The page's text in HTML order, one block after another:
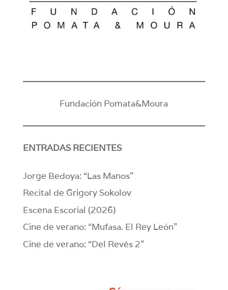
Fundación Pomata&Moura
ENTRADAS RECIENTES
Jorge Bedoya: “Las Manos”
Recital de Grigory Sokolov
Escena Escorial (2026)
Cine de verano: “Mufasa. El Rey León”
Cine de verano: “Del Revés 2”